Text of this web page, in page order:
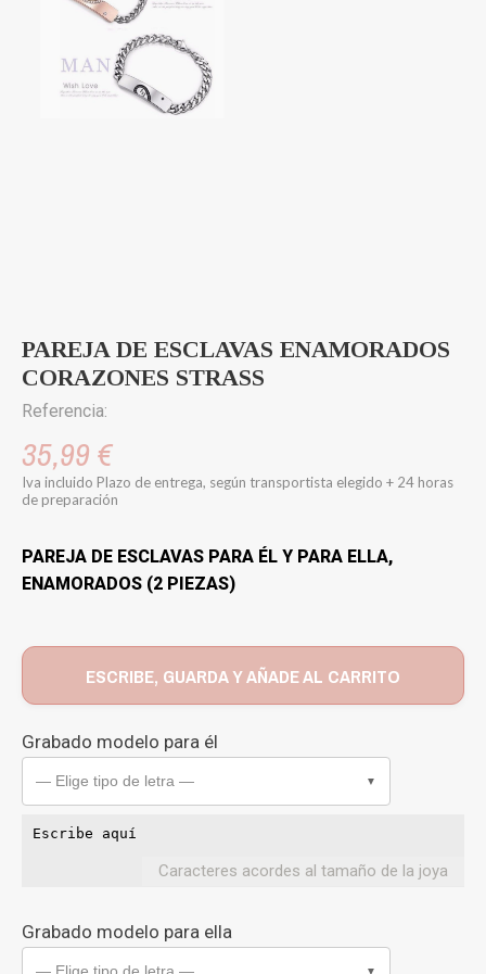
PAREJA DE ESCLAVAS ENAMORADOS
CORAZONES STRASS
Referencia:
35,99 €
Iva incluido Plazo de entrega, según transportista elegido + 24 horas
de preparación
PAREJA DE ESCLAVAS PARA ÉL Y PARA ELLA,
ENAMORADOS (2 PIEZAS)
ESCRIBE, GUARDA Y AÑADE AL CARRITO
Grabado modelo para él
— Elige tipo de letra — ▼
Caracteres acordes al tamaño de la joya
Grabado modelo para ella
▼